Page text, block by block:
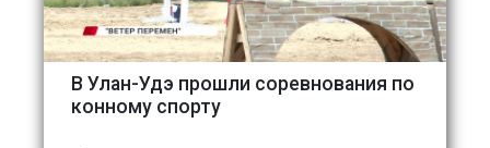
В Улан-Удэ прошли соревнования по
конному спорту